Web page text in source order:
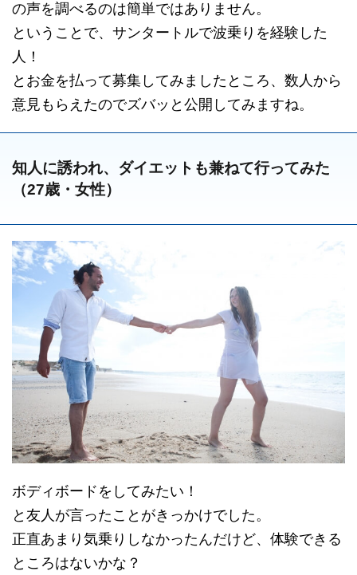
の声を調べるのは簡単ではありません。
ということで、サンタートルで波乗りを経験した
人！
とお金を払って募集してみましたところ、数人から
意見もらえたのでズバッと公開してみますね。
知人に誘われ、ダイエットも兼ねて行ってみた
（27歳・女性）
ボディボードをしてみたい！
と友人が言ったことがきっかけでした。
正直あまり気乗りしなかったんだけど、体験できる
ところはないかな？